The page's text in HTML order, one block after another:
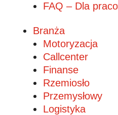
FAQ – Dla
Branża
Motoryzacja
Callcenter
Finanse
Rzemiosło
Przemysłowy
Logistyka